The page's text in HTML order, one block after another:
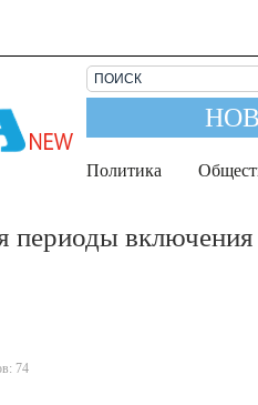
Политика
периоды
74